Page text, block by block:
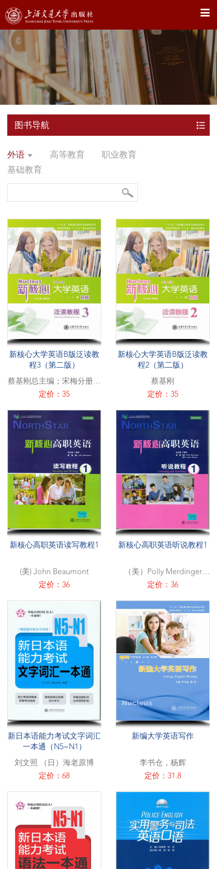
X
图书导航
外语 高等教育
职业教育
基础教育
新核心大学英语B版泛读教
程3（第二版）
蔡基刚总主编；宋梅分册主
编
定价：35
新核心大学英语B版泛读教
程2（第二版）
蔡基刚
定价：35
新核心高职英语读写教程1
(美) John Beaumont
定价：36
新核心高职英语听说教程1
（美）Polly Merdinger
(美)Laurie Barton
定价：36
新日本语能力考试文字词汇
一本通（N5~N1）
刘文照 （日）海老原博
定价：68
新编大学英语写作
李书仓，杨辉
定价：31.8